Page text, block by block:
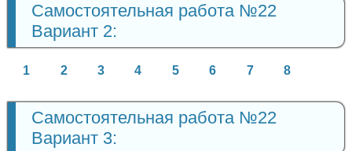
Самостоятельная работа №22
Вариант 2:
1 2 3 4 5 6 7 8
Самостоятельная работа №22
Вариант 3: